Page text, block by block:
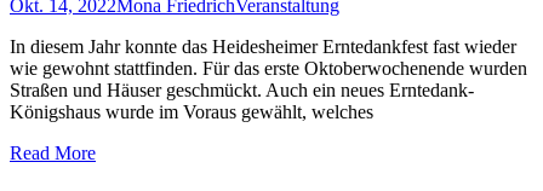
Okt. 14, 2022Mona FriedrichVeranstaltung
In diesem Jahr konnte das Heidesheimer Erntedankfest fast wieder
wie gewohnt stattfinden. Für das erste Oktoberwochenende wurden
Straßen und Häuser geschmückt. Auch ein neues Erntedank-
Königshaus wurde im Voraus gewählt, welches
Read More